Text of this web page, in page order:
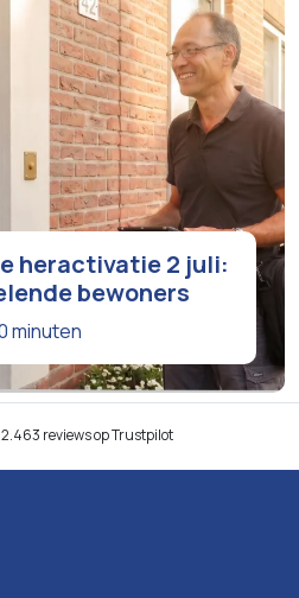
heractivatie 2 juli:
bewoners
minuten
reviews op Trustpilot